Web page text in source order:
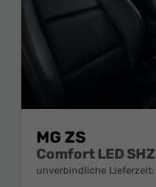
MG ZS
unverbindliche Lieferzeit: